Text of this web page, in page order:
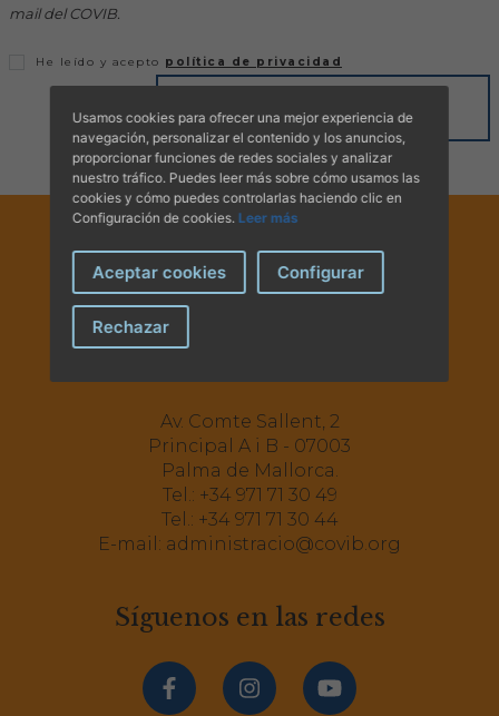
Salud animal y salud pública
CONTACTO
mail del COVIB.
He leído y acepto política de privacidad
Av. Comte Sallent, 2
Principal A i B - 07003
Palma de Mallorca.
Tel.: +34 971 71 30 49
Tel.: +34 971 71 30 44
E-mail: administracio@covib.org
Síguenos en las redes
Usamos cookies para ofrecer una mejor experiencia de
navegación, personalizar el contenido y los anuncios,
proporcionar funciones de redes sociales y analizar
nuestro tráfico. Puedes leer más sobre cómo usamos las
cookies y cómo puedes controlarlas haciendo clic en
Configuración de cookies. Leer más
Aceptar cookies Configurar
Rechazar